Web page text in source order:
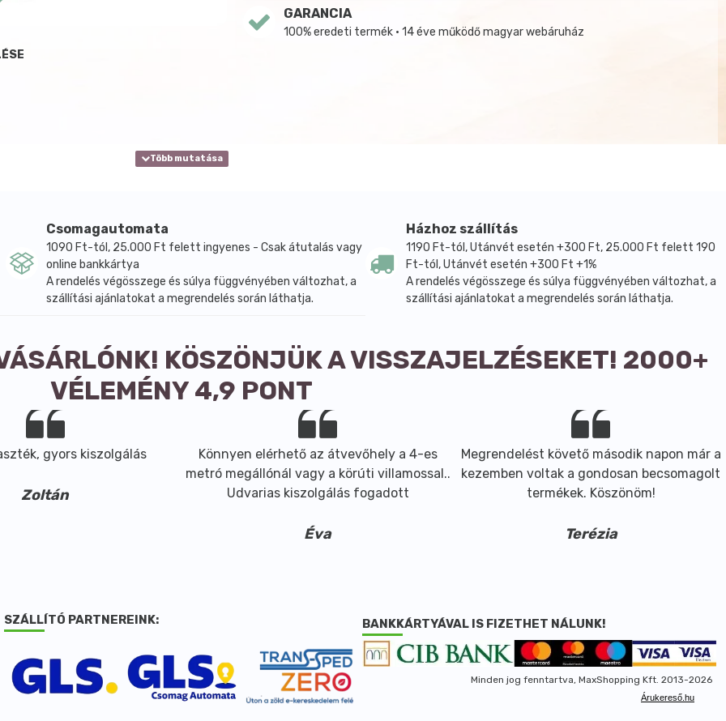
GARANCIA
100% eredeti termék • 14 éve működő magyar webáruház
Csomagautomata
1090 Ft-tól, 25.000 Ft felett ingyenes - Csak átutalás vagy
online bankkártya
A rendelés végösszege és súlya függvényében változhat, a
szállítási ajánlatokat a megrendelés során láthatja.
Házhoz szállítás
1190 Ft-tól, Utánvét esetén +300 Ft, 25.000 Ft felett 190
Ft-tól, Utánvét esetén +300 Ft +1%
A rendelés végösszege és súlya függvényében változhat, a
szállítási ajánlatokat a megrendelés során láthatja.
KÖSZÖNJÜK A VISSZAJELZÉSEKET! 2000+
VÉLEMÉNY 4,9 PONT
gyors kiszolgálás
Zoltán
Könnyen elérhető az átvevőhely a 4-es
metró megállónál vagy a körúti villamossal..
Udvarias kiszolgálás fogadott
Éva
Megrendelést követő második napon már a
kezemben voltak a gondosan becsomagolt
termékek. Köszönöm!
Terézia
SZÁLLÍTÓ PARTNEREINK: BANKKÁRTYÁVAL IS FIZETHET NÁLUNK!
Minden jog fenntartva, MaxShopping Kft. 2013-2026
Árukereső.hu